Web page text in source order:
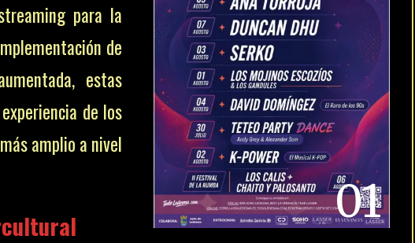
para la
de
estas
de los
amplio a nivel
01